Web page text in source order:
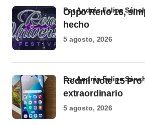
Oppo Reno 16,
hecho
por Andrés Felipe
5 agosto, 2026
Redmi Note 15
extraordinario
por Andrés Felipe
5 agosto, 2026